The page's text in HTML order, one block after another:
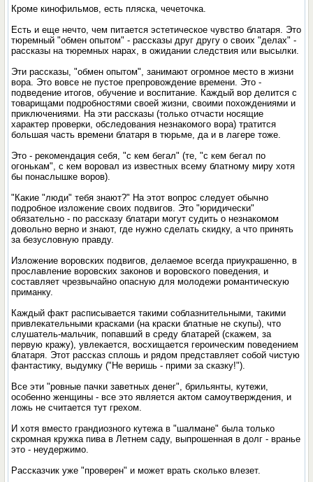
Кроме кинофильмов, есть пляска, чечеточка.
Есть и еще нечто, чем питается эстетическое чувство блатаря. Это
тюремный "обмен опытом" - рассказы друг другу о своих "делах" -
рассказы на тюремных нарах, в ожидании следствия или высылки.
Эти рассказы, "обмен опытом", занимают огромное место в жизни
вора. Это вовсе не пустое препровождение времени. Это -
подведение итогов, обучение и воспитание. Каждый вор делится с
товарищами подробностями своей жизни, своими похождениями и
приключениями. На эти рассказы (только отчасти носящие
характер проверки, обследования незнакомого вора) тратится
большая часть времени блатаря в тюрьме, да и в лагере тоже.
Это - рекомендация себя, "с кем бегал" (те, "с кем бегал по
огонькам", с кем воровал из известных всему блатному миру хотя
бы понаслышке воров).
"Какие "люди" тебя знают?" На этот вопрос следует обычно
подробное изложение своих подвигов. Это "юридически"
обязательно - по рассказу блатари могут судить о незнакомом
довольно верно и знают, где нужно сделать скидку, а что принять
за безусловную правду.
Изложение воровских подвигов, делаемое всегда приукрашенно, в
прославление воровских законов и воровского поведения, и
составляет чрезвычайно опасную для молодежи романтическую
приманку.
Каждый факт расписывается такими соблазнительными, такими
привлекательными красками (на краски блатные не скупы), что
слушатель-мальчик, попавший в среду блатарей (скажем, за
первую кражу), увлекается, восхищается героическим поведением
блатаря. Этот рассказ сплошь и рядом представляет собой чистую
фантастику, выдумку ("Не веришь - прими за сказку!").
Все эти "ровные пачки заветных денег", брильянты, кутежи,
особенно женщины - все это является актом самоутверждения, и
ложь не считается тут грехом.
И хотя вместо грандиозного кутежа в "шалмане" была только
скромная кружка пива в Летнем саду, выпрошенная в долг - вранье
это - неудержимо.
Рассказчик уже "проверен" и может врать сколько влезет.